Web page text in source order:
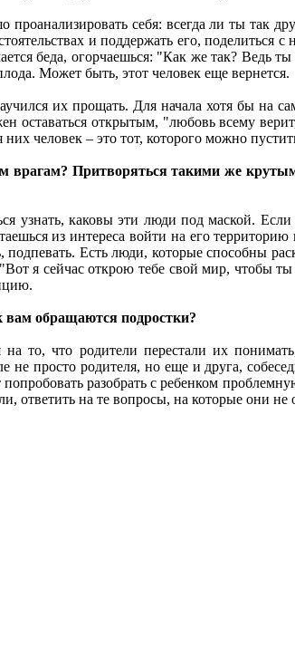
проанализировать себя: всегда ли ты так
и поддержать его,
беда, огорчаешься: "Как же так?
Может быть, этот человек еще вернется.
их прощать. Для начала хотя бы на
оставаться открытым, "любовь всему
человек – это тот, которого можно
Притворяться такими же
узнать, каковы эти люди под маской.
из интереса войти на его
Есть люди, которые способны
я сейчас открою тебе свой мир, чтобы
вам обращаются подростки?
то, что родители перестали их
не просто родителя, но еще и друга,
разобрать с ребенком
ответить на те вопросы, на которые они